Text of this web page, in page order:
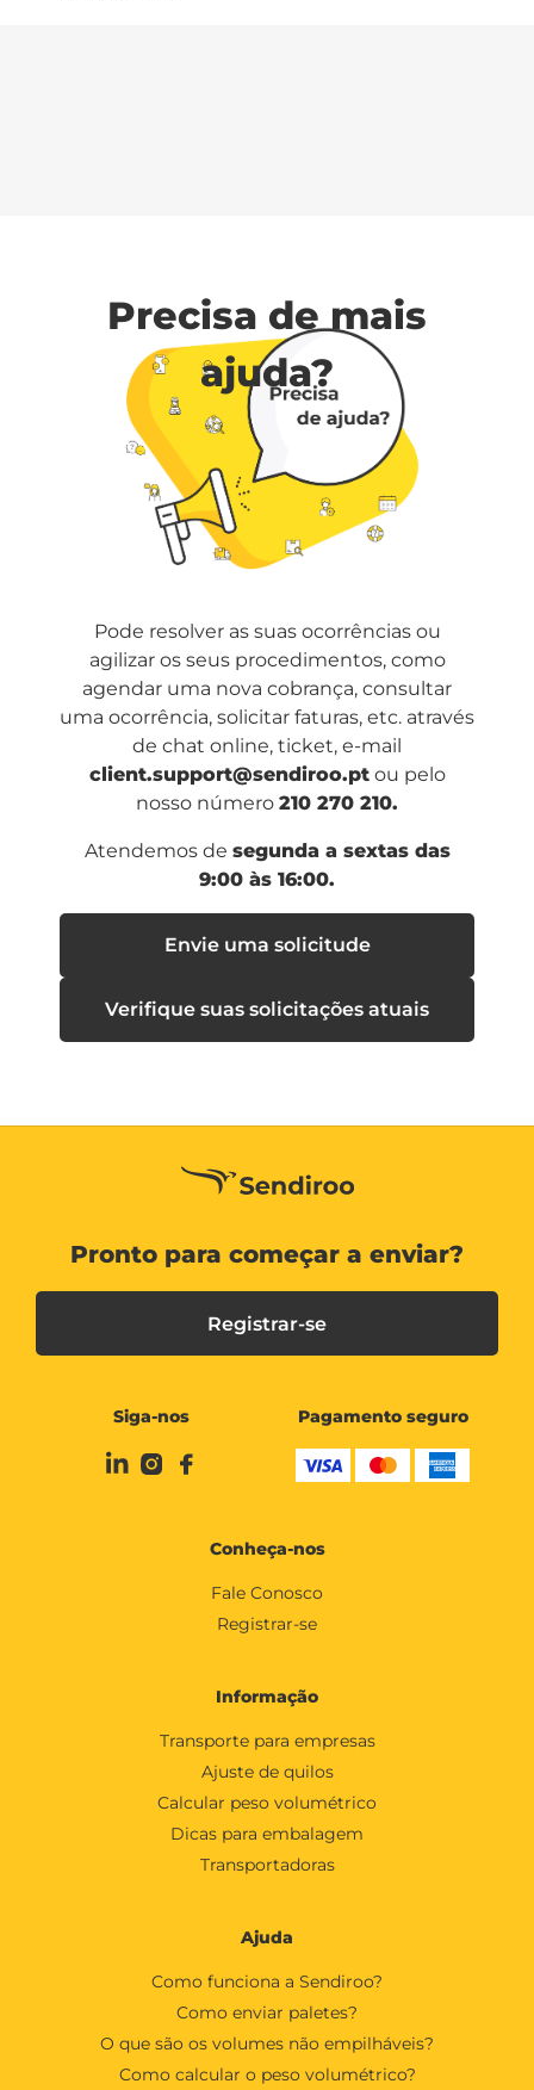
Precisa de mais
ajuda?
Pode resolver as suas ocorrências ou
agilizar os seus procedimentos, como
agendar uma nova cobrança, consultar
uma ocorrência, solicitar faturas, etc. através
de chat online, ticket, e-mail
client.support@sendiroo.ptou pelo
nosso número 210 270 210.
Atendemos de segunda a sextas das
9:00 às 16:00.
Envie uma solicitude
Verifique suas solicitações atuais
Pronto para começar a enviar?
Registrar-se
Siga-nos Pagamento seguro
Conheça-nos
Fale Conosco
Registrar-se
Informação
Transporte para empresas
Ajuste de quilos
Calcular peso volumétrico
Dicas para embalagem
Transportadoras
Ajuda
Como funciona a Sendiroo?
Como enviar paletes?
O que são os volumes não empilháveis?
Como calcular o peso volumétrico?